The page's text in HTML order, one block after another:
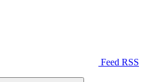
Feed RSS